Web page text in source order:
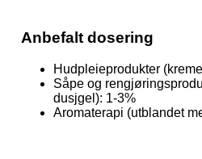
Anbefalt dosering
Hudpleieprodukter
Såpe og
dusjgel): 1-3%
Aromaterapi (utblandet